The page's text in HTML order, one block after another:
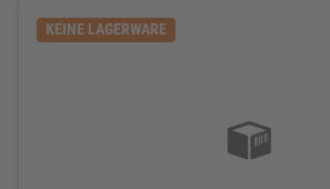
KEINE LAGERWARE